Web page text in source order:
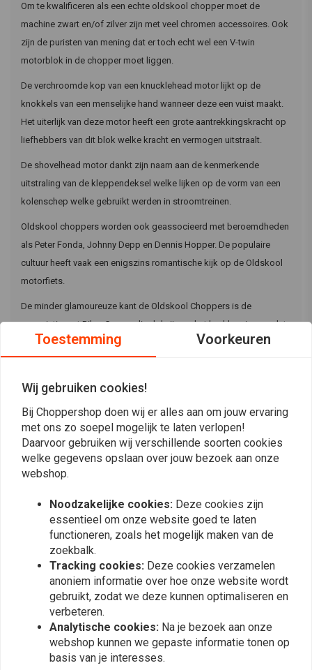
Om te kwalificeren als een echte oldskool chopper moet de
machine zwart en/of zilver zijn met veel chromen accessoires. Ook
zijn de puristen van mening dat er toch echt wel een V-twin
motorblok in de chopper moet liggen.
De verchroomde kop van een knucklehead motor lijkt op de
knokkels van een menselijke hand wanneer deze een vuist maakt.
Het uiterlijk van deze motor heeft een grote aantrekkingskracht op
liefhebbers van dit blok welke kracht en vermogen uitstraalt.
De shovelhead motor dankt zijn naam aan de kenmerkende
uitstraling van de kleppendeksel welke lijken op de vorm van een
kolenschep welke gebruikt werden in stroomtreinen.
Oldskool choppers worden ook geassocieerd met beroemdheden
als Peter Fonda, Johnny Depp en Dennis Hopper. De populaire
cultuur heeft vaak een enigszins romantische kijk op de Oldskool
motorfiets.
De minder glamoureuze kant de Oldskool Choppers is de
associatie met Biker Gangs, die dol zijn op het bad-boy imago dat
veel oldskool choppers hen kunnen bieden.
Waar denk je dan aan qua parts?
Je kunt het zo gek maken als je wilt. Je kunt proberen een oldskool
blok te scoren, maar je betaalt hier vaak snel 10.000+ euro voor…
vanaf daar gaan bouwen. Hierbij is de sky the limit!
We raden aan het gewoon gefaseerd aan te pakken en waarom
dan niet starten met een setje verse fishtail uitlaatsdemper? Direct
heb je een mooie uitstraling en gaaf geluid te pakken!
Wat ook niet mag ontbreken in een Ape Hanger stuur. Hoe hoog je
gaat, ligt aan jou! Er zijn enorm veel ape hanger sturen te verkrijgen
en net als bij sissy bars, kan je je keuze niet op!
Toestemming Voorkeuren
Wij gebruiken cookies!
Bij Choppershop doen wij er alles aan om jouw ervaring
met ons zo soepel mogelijk te laten verlopen!
Daarvoor gebruiken wij verschillende soorten cookies
welke gegevens opslaan over jouw bezoek aan onze
webshop.
Noodzakelijke cookies: Deze cookies zijn
essentieel om onze website goed te laten
functioneren, zoals het mogelijk maken van de
zoekbalk.
Tracking cookies: Deze cookies verzamelen
anoniem informatie over hoe onze website wordt
gebruikt, zodat we deze kunnen optimaliseren en
verbeteren.
Analytische cookies: Na je bezoek aan onze
webshop kunnen we gepaste informatie tonen op
basis van je interesses.